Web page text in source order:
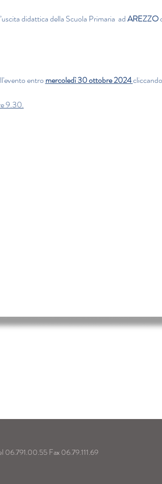
didattica della Scuola Primaria  ad AREZZO
entro mercoledì 30 ottobre 2024
9.30.
06.791.00.55 Fax 06.79.111.69